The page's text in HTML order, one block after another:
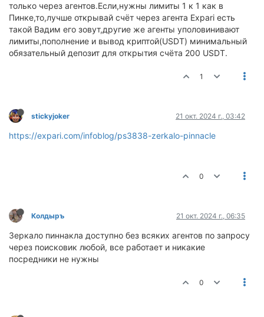
только через агентов.Если,нужны лимиты 1 к 1 как в
Пинке,то,лучше открывай счёт через агента Expari есть
такой Вадим его зовут,другие же агенты уполовинивают
лимиты,пополнение и вывод криптой(USDT) минимальный
обязательный депозит для открытия счёта 200 USDT.
1
stickyjoker 21 окт. 2024 г., 03:42
https://expari.com/infoblog/ps3838-zerkalo-pinnacle
0
Колдыръ 21 окт. 2024 г., 06:35
Зеркало пиннакла доступно без всяких агентов по запросу
через поисковик любой, все работает и никакие
посредники не нужны
0